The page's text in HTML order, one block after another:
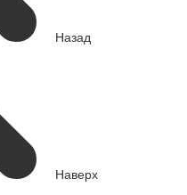
Назад
Наверх